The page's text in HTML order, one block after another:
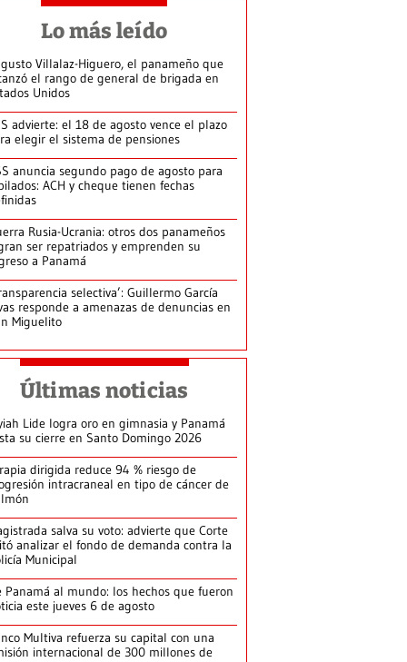
Lo más leído
Villalaz-Higuero, el panameño que
el rango de general de brigada en
Unidos
advierte: el 18 de agosto vence el plazo
elegir el sistema de pensiones
anuncia segundo pago de agosto para
ACH y cheque tienen fechas
Rusia-Ucrania: otros dos panameños
ser repatriados y emprenden su
a Panamá
selectiva’: Guillermo García
responde a amenazas de denuncias en
Miguelito
Últimas noticias
Lide logra oro en gimnasia y Panamá
su cierre en Santo Domingo 2026
dirigida reduce 94 % riesgo de
intracraneal en tipo de cáncer de
salva su voto: advierte que Corte
analizar el fondo de demanda contra la
Municipal
Panamá al mundo: los hechos que fueron
este jueves 6 de agosto
Multiva refuerza su capital con una
internacional de 300 millones de